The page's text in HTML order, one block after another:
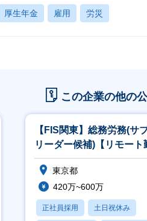
厚生年金 雇用 労災
この企業の他の
【FIS関東】総務労務(サ
リーダー候補)【リモート
能】
東京都
420万~600万
正社員採用 土日祝休み